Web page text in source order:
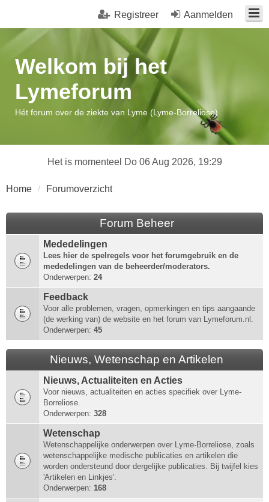
Aanmelden
Registreer
Welkom bij het
Lymeforum
Hét forum over de ziekte van Lyme (Lyme-Borreliose)
Het is momenteel Do 06 Aug 2026, 19:29
Home Forumoverzicht
Forum Beheer
Mededelingen
Lees hier de spelregels voor het forumgebruik en de
mededelingen van de beheerder/moderators.
Onderwerpen: 24
Feedback
Voor alle problemen, vragen, opmerkingen en tips aangaande
(de werking van) de website en het forum van Lymeforum.nl.
Onderwerpen: 45
Nieuws, Wetenschap en Artikelen
Nieuws, Actualiteiten en Acties
Voor nieuws, actualiteiten en acties specifiek over Lyme-
Borreliose.
Onderwerpen: 328
Wetenschap
Wetenschappelijke onderwerpen over Lyme-Borreliose, zoals
wetenschappelijke medische publicaties en artikelen die
worden ondersteund door dergelijke publicaties. Bij twijfel kies
'Artikelen en Linkjes'.
Onderwerpen: 168